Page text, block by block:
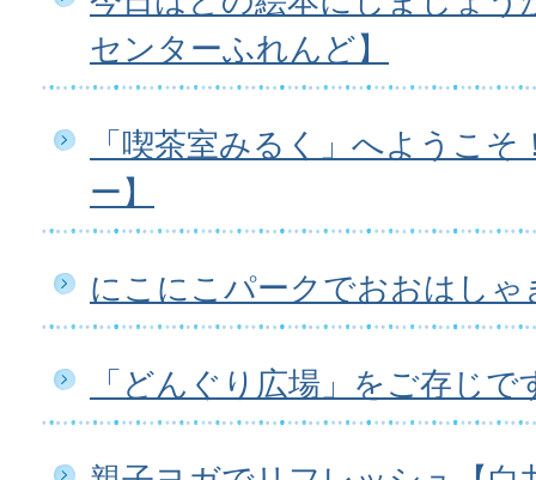
センターふれんど】
「喫茶室みるく」へようこ
ー】
にこにこパークでおおはしゃ
「どんぐり広場」をご存じで